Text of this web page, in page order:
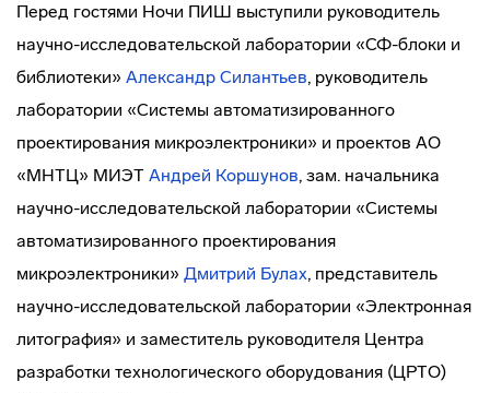
Перед гостями Ночи ПИШ выступили руководитель
научно-исследовательской лаборатории «СФ-блоки и
библиотеки» Александр Силантьев, руководитель
лаборатории «Системы автоматизированного
проектирования микроэлектроники» и проектов АО
«МНТЦ» МИЭТ Андрей Коршунов, зам. начальника
научно-исследовательской лаборатории «Системы
автоматизированного проектирования
микроэлектроники» Дмитрий Булах, представитель
научно-исследовательской лаборатории «Электронная
литография» и заместитель руководителя Центра
разработки технологического оборудования (ЦРТО)